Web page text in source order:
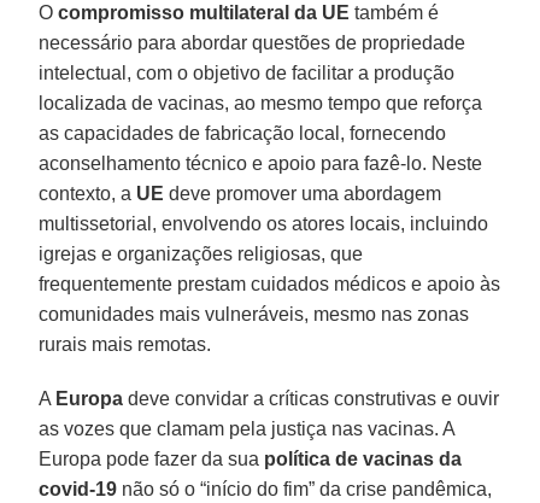
Ocompromisso multilateral da UE também é
necessário para abordar questões de propriedade
intelectual, com o objetivo de facilitar a produção
localizada de vacinas, ao mesmo tempo que reforça
as capacidades de fabricação local, fornecendo
aconselhamento técnico e apoio para fazê-lo. Neste
contexto, a UE deve promover uma abordagem
multissetorial, envolvendo os atores locais, incluindo
igrejas e organizações religiosas, que
frequentemente prestam cuidados médicos e apoio às
comunidades mais vulneráveis, mesmo nas zonas
rurais mais remotas.
A Europa deve convidar a críticas construtivas e ouvir
as vozes que clamam pela justiça nas vacinas. A
Europa pode fazer da sua política de vacinas da
covid-19 não só o “início do fim” da crise pandêmica,